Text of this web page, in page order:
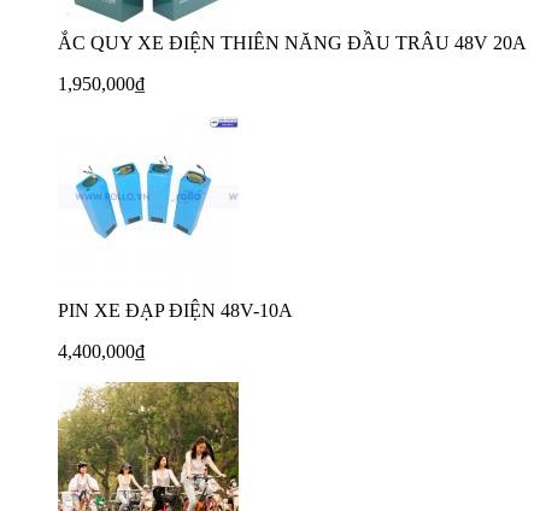
ẮC QUY XE ĐIỆN THIÊN NĂNG ĐẦU TRÂU 48V 20A
1,950,000₫
PIN XE ĐẠP ĐIỆN 48V-10A
4,400,000₫